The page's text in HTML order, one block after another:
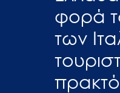
φορά
των